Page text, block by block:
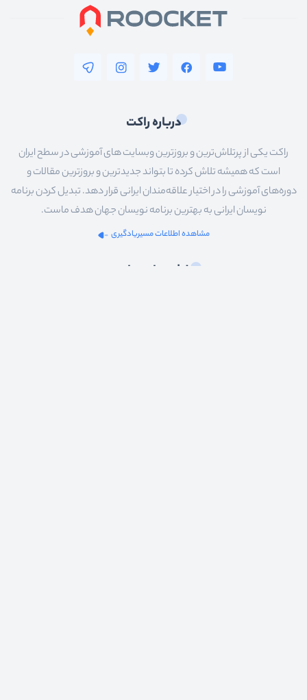
درباره راکت
راکت یکی از پرتلاش‌ترین و بروزترین وبسایت های آموزشی در سطح ایران
است که همیشه تلاش کرده تا بتواند جدیدترین و بروزترین مقالات و
دوره‌های آموزشی را در اختیار علاقه‌مندان ایرانی قرار دهد. تبدیل کردن برنامه
نویسان ایرانی به بهترین برنامه نویسان جهان هدف ماست.
مشاهده اطلاعات مسیریادگیری
بخش های سایت